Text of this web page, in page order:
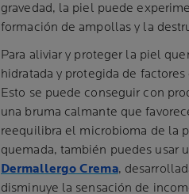
gravedad, la piel puede
formación de ampollas y la
Para aliviar y proteger la piel
hidratada y protegida de
Esto se puede conseguir con
una bruma calmante que
reequilibra el microbioma de la
quemada, también puedes usar
Dermallergo Crema,
disminuye la sensación de